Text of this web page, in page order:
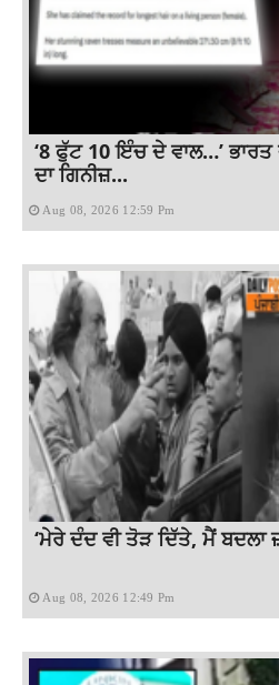
‘8 ਫੁੱਟ 10 ਇੰਚ ਦੇ ਵਾਲ…’
ਦਾ ਗਿਨੀਜ਼...
Aug 08, 2026 12:59 Pm
‘ਮੇਰੇ ਦੰਦ ਵੀ ਤੋੜ ਦਿੱਤੇ, ਮੈਂ ਬਦਲਾ
Aug 08, 2026 12:49 Pm